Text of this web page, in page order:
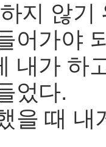
지 않
어가야
내가 하
었다.
을 때